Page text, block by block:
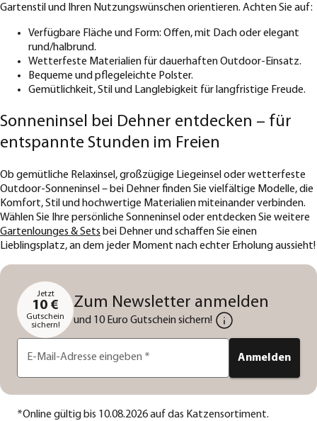
Gartenstil und Ihren Nutzungswünschen orientieren. Achten Sie auf:
Verfügbare Fläche und Form: Offen, mit Dach oder elegant
rund/halbrund.
Wetterfeste Materialien für dauerhaften Outdoor-Einsatz.
Bequeme und pflegeleichte Polster.
Gemütlichkeit, Stil und Langlebigkeit für langfristige Freude.
Sonneninsel bei Dehner entdecken – für
entspannte Stunden im Freien
Ob gemütliche Relaxinsel, großzügige Liegeinsel oder wetterfeste
Outdoor-Sonneninsel – bei Dehner finden Sie vielfältige Modelle, die
Komfort, Stil und hochwertige Materialien miteinander verbinden.
Wählen Sie Ihre persönliche Sonneninsel oder entdecken Sie weitere
Gartenlounges & Sets bei Dehner und schaffen Sie einen
Lieblingsplatz, an dem jeder Moment nach echter Erholung aussieht!
Jetzt
10 €
Gutschein
sichern!
Zum Newsletter anmelden
und 10 Euro Gutschein sichern!
E-Mail-Adresse eingeben * Anmelden
*Online gültig bis 10.08.2026 auf das Katzensortiment.